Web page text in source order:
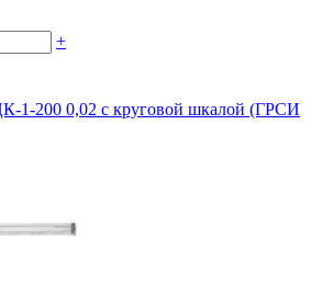
+
1-200 0,02 с круговой шкалой (ГРСИ